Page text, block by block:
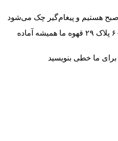
قهوه ما همیشه آماده
برای ما خطی بنویسید